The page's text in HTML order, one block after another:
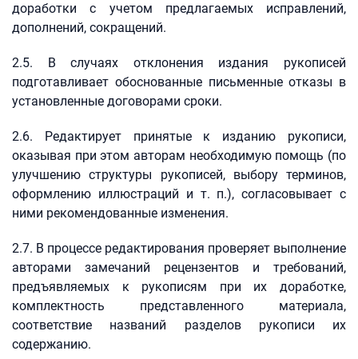
доработки с учетом предлагаемых исправлений,
дополнений, сокращений.
2.5. В случаях отклонения издания рукописей
подготавливает обоснованные письменные отказы в
установленные договорами сроки.
2.6. Редактирует принятые к изданию рукописи,
оказывая при этом авторам необходимую помощь (по
улучшению структуры рукописей, выбору терминов,
оформлению иллюстраций и т. п.), согласовывает с
ними рекомендованные изменения.
2.7. В процессе редактирования проверяет выполнение
авторами замечаний рецензентов и требований,
предъявляемых к рукописям при их доработке,
комплектность представленного материала,
соответствие названий разделов рукописи их
содержанию.